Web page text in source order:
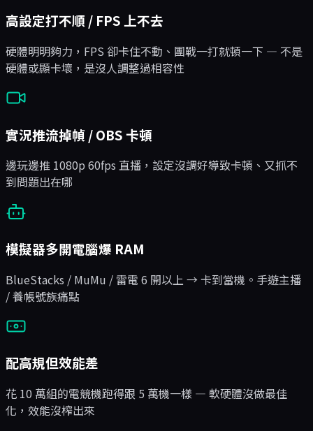
高設定打不順 / FPS 上不去
硬體明明夠力，FPS 卻卡住不動、團戰一打就頓一下 — 不是
硬體或顯卡壞，是沒人調整過相容性
實況推流掉幀 / OBS 卡頓
邊玩邊推 1080p 60fps 直播，設定沒調好導致卡頓、又抓不
到問題出在哪
模擬器多開電腦爆 RAM
BlueStacks / MuMu / 雷電 6 開以上 → 卡到當機。手遊主播
/ 養帳號族痛點
配高規但效能差
花 10 萬組的電競機跑得跟 5 萬機一樣 — 軟硬體沒做最佳
化，效能沒榨出來